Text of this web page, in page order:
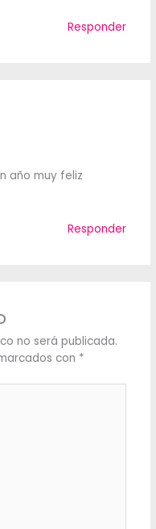
Responder
año muy feliz
Responder
no será publicada.
con *